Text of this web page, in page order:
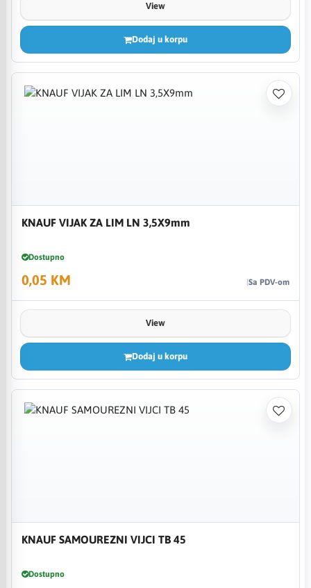
View
Dodaj u korpu
KNAUF VIJAK ZA LIM LN 3,5X9mm
Dostupno
0,05 KM Sa PDV-om
View
Dodaj u korpu
KNAUF SAMOUREZNI VIJCI TB 45
Dostupno